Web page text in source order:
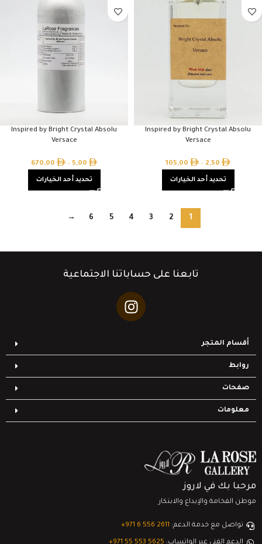
Inspired by Bright Crystal Absolu
Versace
2,50
–
105,00
تحديد أحد الخيارات
Inspired by Bright Crystal Absolu
Versace
5,00
–
670,00
تحديد أحد الخيارات
1
2
3
4
5
6
→
تابعنا على حساباتنا الاجتماعية
أقسام المتجر
روابط
صفحات
معلومات
مرحبا بك في لاروز
موطن الفخامة والإبداع والابتكار
تواصل مع خدمة الدعم: ‎+971 6 556 2611
الدعم الفني عبر الواتساب: ‎+971 55 553 5625